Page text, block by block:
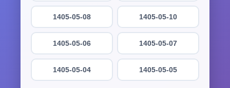
1405-05-10
1405-05-08
1405-05-07
1405-05-06
1405-05-05
1405-05-04